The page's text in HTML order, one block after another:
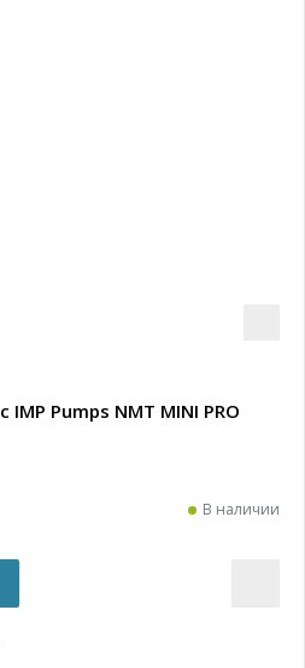
Pumps NMT MINI PRO
В наличии